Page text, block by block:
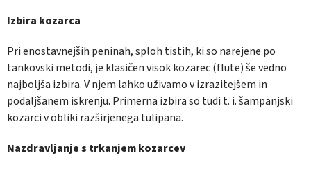
Izbira kozarca
Pri enostavnejših peninah, sploh tistih, ki so narejene po
tankovski metodi, je klasičen visok kozarec (flute) še vedno
najboljša izbira. V njem lahko uživamo v izrazitejšem in
podaljšanem iskrenju. Primerna izbira so tudi t. i. šampanjski
kozarci v obliki razširjenega tulipana.
Nazdravljanje s trkanjem kozarcev